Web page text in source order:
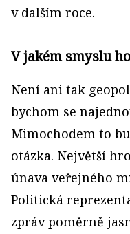
v dalším roce.
V jakém smyslu
Není ani tak
bychom se
Mimochodem to
otázka. Největší
únava veřejného
Politická
zpráv poměrně